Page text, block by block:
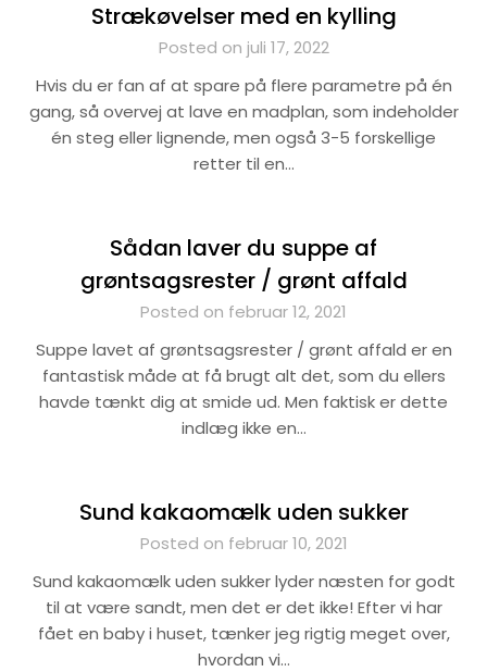
Strækøvelser med en kylling
Posted on juli 17, 2022
Hvis du er fan af at spare på flere parametre på én
gang, så overvej at lave en madplan, som indeholder
én steg eller lignende, men også 3-5 forskellige
retter til en…
Sådan laver du suppe af
grøntsagsrester / grønt affald
Posted on februar 12, 2021
Suppe lavet af grøntsagsrester / grønt affald er en
fantastisk måde at få brugt alt det, som du ellers
havde tænkt dig at smide ud. Men faktisk er dette
indlæg ikke en…
Sund kakaomælk uden sukker
Posted on februar 10, 2021
Sund kakaomælk uden sukker lyder næsten for godt
til at være sandt, men det er det ikke! Efter vi har
fået en baby i huset, tænker jeg rigtig meget over,
hvordan vi…